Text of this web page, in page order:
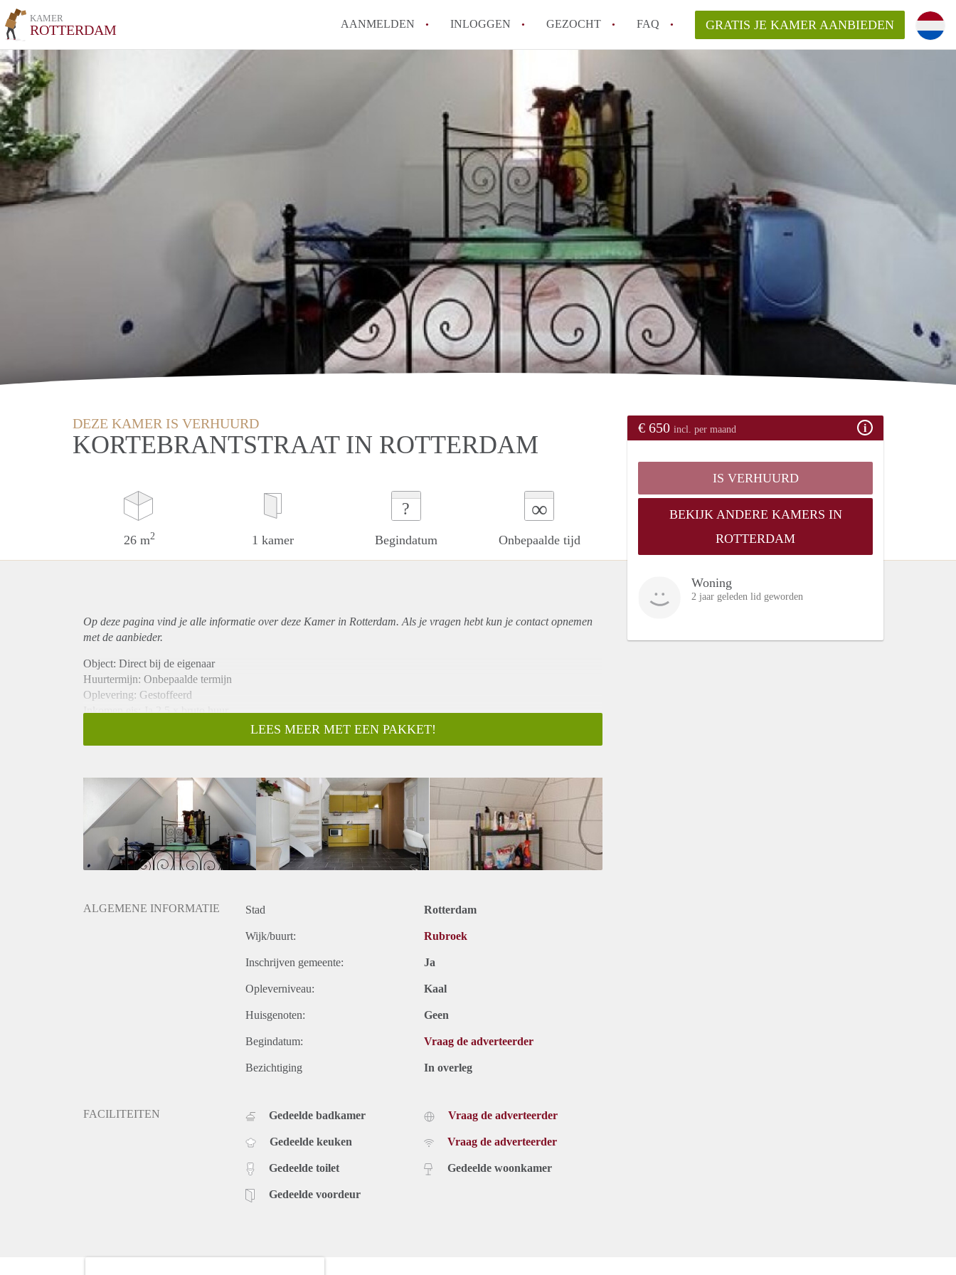
KAMER
ROTTERDAM AANMELDEN INLOGGEN GEZOCHT FAQ
Rotterdam?
Hoe groot is de kans dat ik snel een kamer vind?
Wat kost een studentenkamer gemiddeld in Rotterdam?
In welke wijken van Rotterdam kan ik het beste wonen als student?
Hoe vind ik een kamer in Rotterdam?
Alle veelgestelde vragen
GRATIS JE KAMER AANBIEDEN
DEZE KAMER IS VERHUURD
KORTEBRANTSTRAAT IN ROTTERDAM
26 m2 1 kamer
?
Begindatum
∞
Onbepaalde tijd
€ 650 incl. per maand
IS VERHUURD
BEKIJK ANDERE KAMERS IN
ROTTERDAM
Woning
2 jaar geleden lid geworden
Op deze pagina vind je alle informatie over deze Kamer in Rotterdam. Als je vragen hebt kun je contact opnemen
met de aanbieder.
Object: Direct bij de eigenaar
Huurtermijn: Onbepaalde termijn
Oplevering: Gestoffeerd
Inkomen eis: Ja 2,5 x bruto huur
Borg: 1 maand
Gedeelde keuken: Nee
Gedeelde Douche: Nee
Gedeelde woonkamer: Nee
Huisgenoten: Nee
Geslacht huisgenoten: N.v.t.
LEES MEER MET EEN PAKKET!
ALGEMENE INFORMATIE Stad Rotterdam
Wijk/buurt: Rubroek
Inschrijven gemeente: Ja
Opleverniveau: Kaal
Huisgenoten: Geen
Begindatum: Vraag de adverteerder
Bezichtiging In overleg
FACILITEITEN Gedeelde badkamer
Gedeelde keuken
Gedeelde toilet
Gedeelde voordeur
Vraag de adverteerder
Vraag de adverteerder
Gedeelde woonkamer